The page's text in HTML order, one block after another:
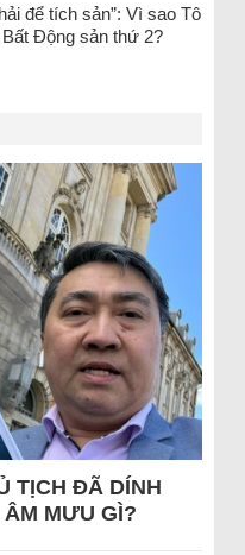
để tích sản”: Vì sao Tô
Động sản thứ 2?
TỊCH ĐÃ DÍNH
MƯU GÌ?